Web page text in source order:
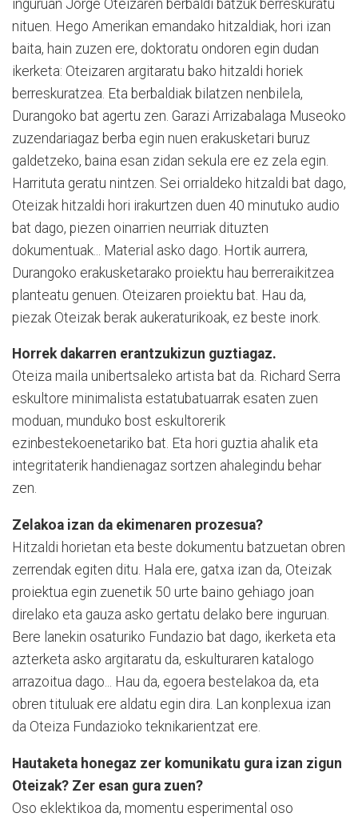
inguruan Jorge Oteizaren berbaldi batzuk berreskuratu
nituen. Hego Amerikan emandako hitzaldiak, hori izan
baita, hain zuzen ere, doktoratu ondoren egin dudan
ikerketa: Oteizaren argitaratu bako hitzaldi horiek
berreskuratzea. Eta berbaldiak bilatzen nenbilela,
Durangoko bat agertu zen. Garazi Arrizabalaga Museoko
zuzendariagaz berba egin nuen erakusketari buruz
galdetzeko, baina esan zidan sekula ere ez zela egin.
Harrituta geratu nintzen. Sei orrialdeko hitzaldi bat dago,
Oteizak hitzaldi hori irakurtzen duen 40 minutuko audio
bat dago, piezen oinarrien neurriak dituzten
dokumentuak... Material asko dago. Hortik aurrera,
Durangoko erakusketarako proiektu hau berreraikitzea
planteatu genuen. Oteizaren proiektu bat. Hau da,
piezak Oteizak berak aukeraturikoak, ez beste inork.
Horrek dakarren erantzukizun guztiagaz.
Oteiza maila unibertsaleko artista bat da. Richard Serra
eskultore minimalista estatubatuarrak esaten zuen
moduan, munduko bost eskultorerik
ezinbestekoenetariko bat. Eta hori guztia ahalik eta
integritaterik handienagaz sortzen ahalegindu behar
zen.
Zelakoa izan da ekimenaren prozesua?
Hitzaldi horietan eta beste dokumentu batzuetan obren
zerrendak egiten ditu. Hala ere, gatxa izan da, Oteizak
proiektua egin zuenetik 50 urte baino gehiago joan
direlako eta gauza asko gertatu delako bere inguruan.
Bere lanekin osaturiko Fundazio bat dago, ikerketa eta
azterketa asko argitaratu da, eskulturaren katalogo
arrazoitua dago... Hau da, egoera bestelakoa da, eta
obren tituluak ere aldatu egin dira. Lan konplexua izan
da Oteiza Fundazioko teknikarientzat ere.
Hautaketa honegaz zer komunikatu gura izan zigun
Oteizak? Zer esan gura zuen?
Oso eklektikoa da, momentu esperimental oso